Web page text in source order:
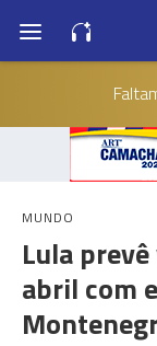
MUNDO
Lula
abril com